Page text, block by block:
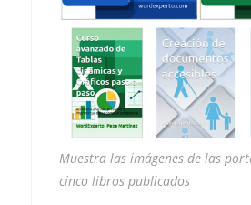
Muestra las imágenes de las
cinco libros publicados